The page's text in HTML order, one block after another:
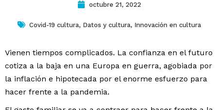
octubre 21, 2022
Covid-19 cultura, Datos y cultura, Innovación en cultura
Vienen tiempos complicados. La confianza en el futuro
cotiza a la baja en una Europa en guerra, agobiada por
la inflación e hipotecada por el enorme esfuerzo para
hacer frente a la pandemia.